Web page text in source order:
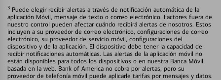
3 Puede elegir recibir alertas a través de notificación automática de la
aplicación Móvil, mensaje de texto o correo electrónico. Factores fuera de
nuestro control pueden afectar cuándo recibirá alertas de nosotros. Estos
incluyen a su proveedor de correo electrónico, configuraciones de correo
electrónico, su proveedor de servicio móvil, configuraciones del
dispositivo y de la aplicación. El dispositivo debe tener la capacidad de
recibir notificaciones automáticas. Las alertas de la aplicación móvil no
están disponibles para todos los dispositivos o en nuestra Banca Móvil
basada en la web. Bank of America no cobra por alertas, pero su
proveedor de telefonía móvil puede aplicarle tarifas por mensajes y datos.